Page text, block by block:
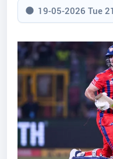
19-05-2026 Tue